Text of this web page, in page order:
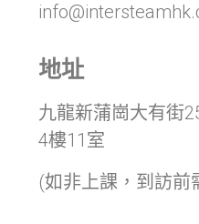
地址
九龍新蒲崗大有街
4樓11室
(如非上課，到訪前